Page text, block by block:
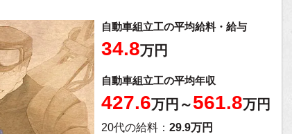
自動車組立工の平均給料・給与
34.8万円
自動車組立工の平均年収
427.6万円～561.8万円
20代の給料： 29.9万円